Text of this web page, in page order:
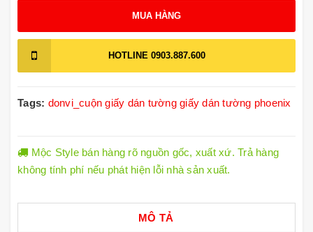
MUA HÀNG
HOTLINE 0903.887.600
Tags: donvi_cuộn giấy dán tường giấy dán tường phoenix
Mộc Style bán hàng rõ nguồn gốc, xuất xứ. Trả hàng
không tính phí nếu phát hiện lỗi nhà sản xuất.
MÔ TẢ